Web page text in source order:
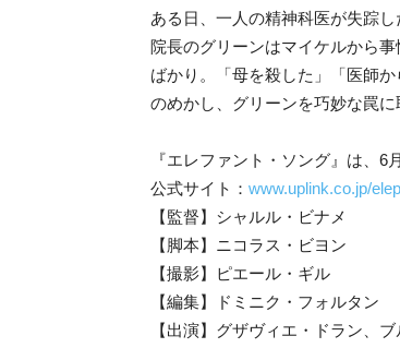
ある日、一人の精神科医が失踪
院長のグリーンはマイケルから
ばかり。「母を殺した」「医師
のめかし、グリーンを巧妙な罠
『エレファント・ソング』は、6
公式サイト： www.uplink.co.jp/
【監督】シャルル・ビナメ
【脚本】ニコラス・ビヨン
【撮影】ピエール・ギル
【編集】ドミニク・フォルタン
【出演】グザヴィエ・ドラン、